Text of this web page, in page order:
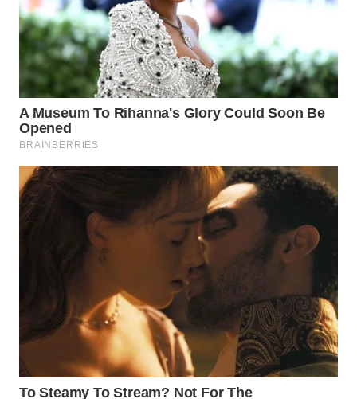
WN
NIAS
WN
LANGKAT
WN
TAPANULI
SELATAN
WN
SIMALUNGUN